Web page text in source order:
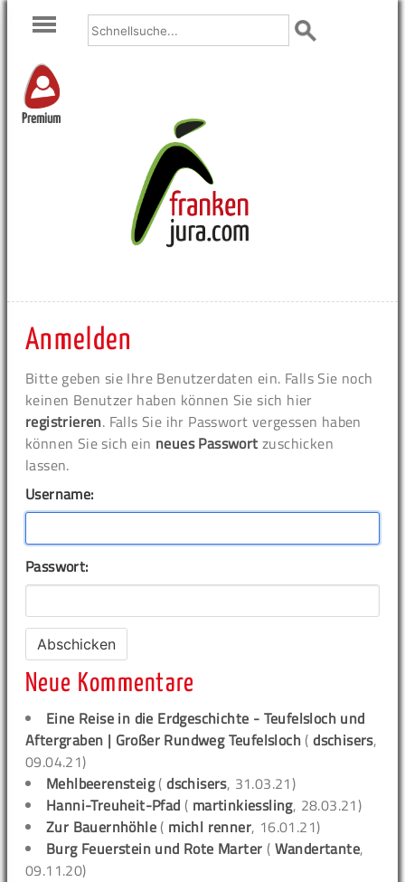
Premium
Anmelden
Bitte geben sie Ihre Benutzerdaten ein. Falls Sie noch
keinen Benutzer haben können Sie sich hier
registrieren. Falls Sie ihr Passwort vergessen haben
können Sie sich ein neues Passwort zuschicken
lassen.
Username:
Passwort:
Neue Kommentare
Eine Reise in die Erdgeschichte - Teufelsloch und
Aftergraben | Großer Rundweg Teufelsloch (dschisers,
09.04.21)
Mehlbeerensteig(dschisers, 31.03.21)
Hanni-Treuheit-Pfad ( martinkiessling, 28.03.21)
Zur Bauernhöhle ( michl renner, 16.01.21)
Burg Feuerstein und Rote Marter ( Wandertante,
09.11.20)